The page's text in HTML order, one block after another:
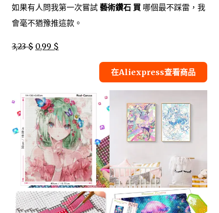
如果有人問我第一次嘗試 藝術鑽石 買 哪個最不踩雷，我
會毫不猶豫推這款。
3,23 $ 0,99 $
在Aliexpress查看商品